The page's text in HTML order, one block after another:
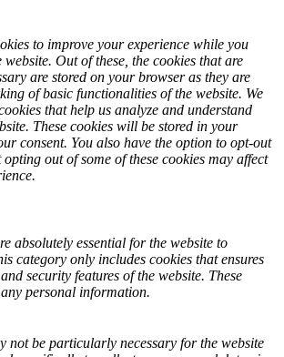
to improve your experience while you
Out of these, the cookies that are
are stored on your browser as they are
of basic functionalities of the website. We
that help us analyze and understand
These cookies will be stored in your
consent. You also have the option to opt-out
out of some of these cookies may affect
absolutely essential for the website to
category only includes cookies that ensures
security features of the website. These
personal information.
not be particularly necessary for the website